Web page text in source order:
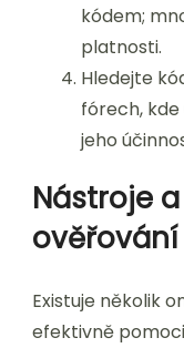
kódem;
platnosti.
Hledejte
fórech,
jeho
Nástroje
Existuje několik
efektivně